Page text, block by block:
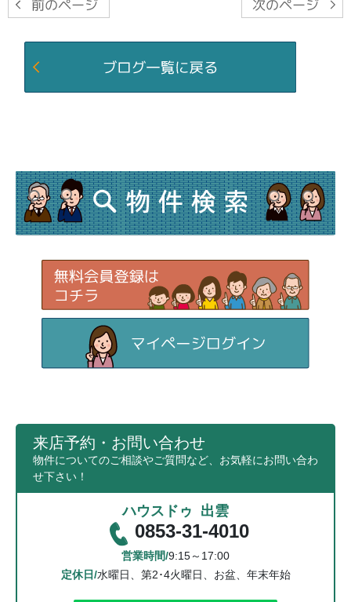
来店予約・お問い合わせ
物件についてのご相談やご質問など、お気軽にお問い合わ
せ下さい！
ハウスドゥ 出雲
0853-31-4010
営業時間/9:15～17:00
定休日/水曜日、第2･4火曜日、お盆、年末年始